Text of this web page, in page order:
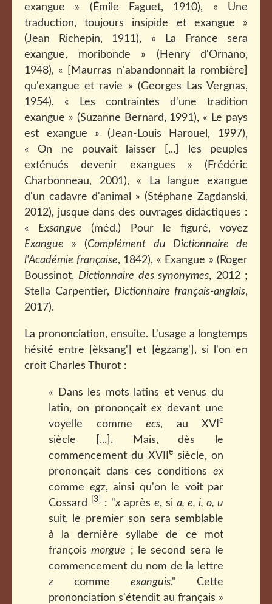
exangue » (Émile Faguet, 1910), « Une
traduction, toujours insipide et exangue »
(Jean Richepin, 1911), « La France sera
exangue, moribonde » (Henry d'Ornano,
1948), « [Maurras n'abandonnait la rombière]
qu'exangue et ravie » (Georges Las Vergnas,
1954), « Les contraintes d'une tradition
exangue » (Suzanne Bernard, 1991), « Le pays
est exangue » (Jean-Louis Harouel, 1997),
« On ne pouvait laisser [...] les peuples
exténués devenir exangues » (Frédéric
Charbonneau, 2001), « La langue exangue
d'un cadavre d'animal » (Stéphane Zagdanski,
2012), jusque dans des ouvrages didactiques :
« Exsangue (méd.) Pour le figuré, voyez
Exangue » (Complément du Dictionnaire de
l'Académie française, 1842), « Exangue » (Roger
Boussinot, Dictionnaire des synonymes, 2012 ;
Stella Carpentier, Dictionnaire français-anglais,
2017).
La prononciation, ensuite. L'usage a longtemps
hésité entre [èksang'] et [ègzang'], si l'on en
croit Charles Thurot :
« Dans les mots latins et venus du
latin, on prononçaitex devant une
voyelle comme ecs, au XVI e
siècle [...]. Mais, dès le
commencement du XVII
esiècle, on
prononçait dans ces conditions ex
comme egz, ainsi qu'on le voit par
Cossard
[3] : "x après e, si a, e, i, o, u
suit, le premier son sera semblable
à la dernière syllabe de ce mot
françoismorgue ; le second sera le
commencement du nom de la lettre
z comme exanguis." Cette
prononciation s'étendit au français »